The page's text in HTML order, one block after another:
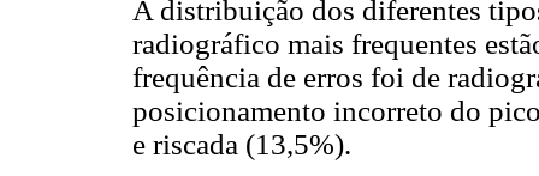
A distribuição dos diferentes
radiográfico mais frequentes
frequência de erros foi de
posicionamento incorreto do
e riscada (13,5%).